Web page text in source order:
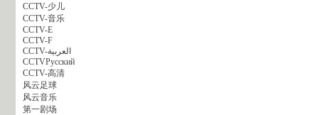
CCTV-少儿
CCTV-音乐
CCTV-E
CCTV-F
CCTV-العربية
CCTVPусский
CCTV-高清
风云足球
风云音乐
第一剧场